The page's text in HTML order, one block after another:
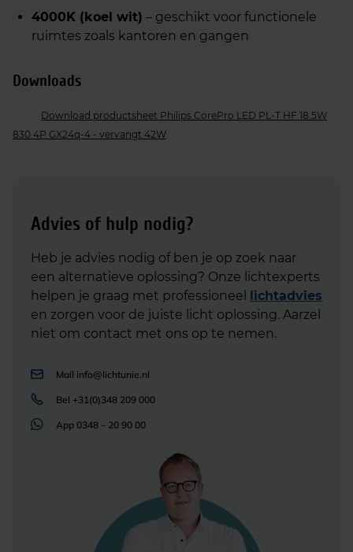
4000K (koel wit) – geschikt voor functionele
ruimtes zoals kantoren en gangen
Downloads
Download productsheet Philips CorePro LED PL-T HF 18.5W
830 4P GX24q-4 - vervangt 42W
Advies of hulp nodig?
Heb je advies nodig of ben je op zoek naar
een alternatieve oplossing? Onze lichtexperts
helpen je graag met professioneel lichtadvies
en zorgen voor de juiste licht oplossing. Aarzel
niet om contact met ons op te nemen.
Mail info@lichtunie.nl
Bel +31(0)348 209 000
App 0348 – 20 90 00